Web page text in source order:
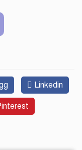
Linkedin